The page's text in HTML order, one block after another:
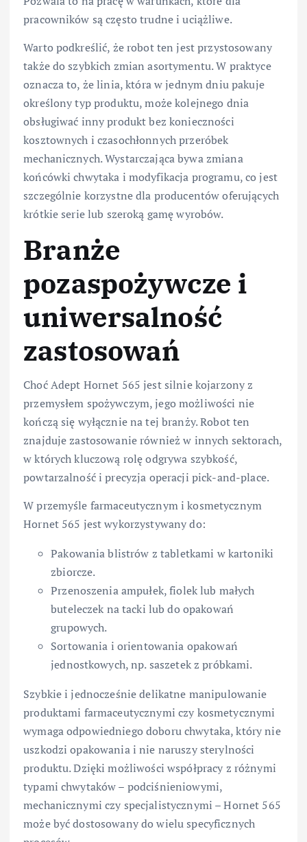
pracowników są często trudne i uciążliwe.
Warto podkreślić, że robot ten jest przystosowany
także do szybkich zmian asortymentu. W praktyce
oznacza to, że linia, która w jednym dniu pakuje
określony typ produktu, może kolejnego dnia
obsługiwać inny produkt bez konieczności
kosztownych i czasochłonnych przeróbek
mechanicznych. Wystarczająca bywa zmiana
końcówki chwytaka i modyfikacja programu, co jest
szczególnie korzystne dla producentów oferujących
krótkie serie lub szeroką gamę wyrobów.
Branże
pozaspożywcze i
uniwersalność
zastosowań
Choć Adept Hornet 565 jest silnie kojarzony z
przemysłem spożywczym, jego możliwości nie
kończą się wyłącznie na tej branży. Robot ten
znajduje zastosowanie również w innych sektorach,
w których kluczową rolę odgrywa szybkość,
powtarzalność i precyzja operacji pick-and-place.
W przemyśle farmaceutycznym i kosmetycznym
Hornet 565 jest wykorzystywany do:
Pakowania blistrów z tabletkami w kartoniki
zbiorcze.
Przenoszenia ampułek, fiolek lub małych
buteleczek na tacki lub do opakowań
grupowych.
Sortowania i orientowania opakowań
jednostkowych, np. saszetek z próbkami.
Szybkie i jednocześnie delikatne manipulowanie
produktami farmaceutycznymi czy kosmetycznymi
wymaga odpowiedniego doboru chwytaka, który nie
uszkodzi opakowania i nie naruszy sterylności
produktu. Dzięki możliwości współpracy z różnymi
typami chwytaków – podciśnieniowymi,
mechanicznymi czy specjalistycznymi – Hornet 565
może być dostosowany do wielu specyficznych